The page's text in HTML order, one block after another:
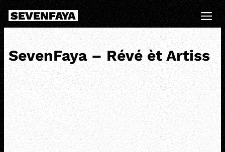
Skip
to
content
SEVENFAYA
SevenFaya – Révé èt Artiss